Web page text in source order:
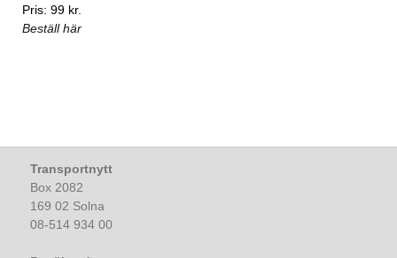
Pris: 99 kr.
Beställ här
Transportnytt
Box 2082
169 02 Solna
08-514 934 00